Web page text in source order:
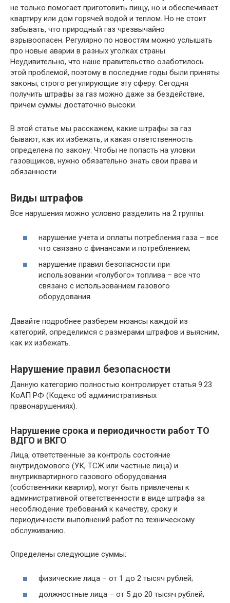
не только помогает приготовить пищу, но и обеспечивает
квартиру или дом горячей водой и теплом. Но не стоит
забывать, что природный газ чрезвычайно
взрывоопасен. Регулярно по новостям можно услышать
про новые аварии в разных уголках страны.
Неудивительно, что наше правительство озаботилось
этой проблемой, поэтому в последние годы были приняты
законы, строго регулирующие эту сферу. Сегодня
получить штрафы за газ можно даже за бездействие,
причем суммы достаточно высоки.
В этой статье мы расскажем, какие штрафы за газ
бывают, как их избежать, и какая ответственность
определена по закону. Чтобы не попасть на уловки
газовщиков, нужно обязательно знать свои права и
обязанности.
Виды штрафов
Все нарушения можно условно разделить на 2 группы:
нарушение учета и оплаты потребления газа – все
что связано с финансами и потреблением;
нарушение правил безопасности при
использовании «голубого» топлива – все что
связано с использованием газового
оборудования.
Давайте подробнее разберем нюансы каждой из
категорий, определимся с размерами штрафов и выясним,
как их избежать.
Нарушение правил безопасности
Данную категорию полностью контролирует статья 9.23
КоАП РФ (Кодекс об административных
правонарушениях).
Нарушение срока и периодичности работ ТО
ВДГО и ВКГО
Лица, ответственные за контроль состояние
внутридомового (УК, ТСЖ или частные лица) и
внутриквартирного газового оборудования
(собственники квартир), могут быть привлечены к
административной ответственности в виде штрафа за
несоблюдение требований к качеству, сроку и
периодичности выполнений работ по техническому
обслуживанию.
Определены следующие суммы:
физические лица – от 1 до 2 тысяч рублей;
должностные лица – от 5 до 20 тысяч рублей;